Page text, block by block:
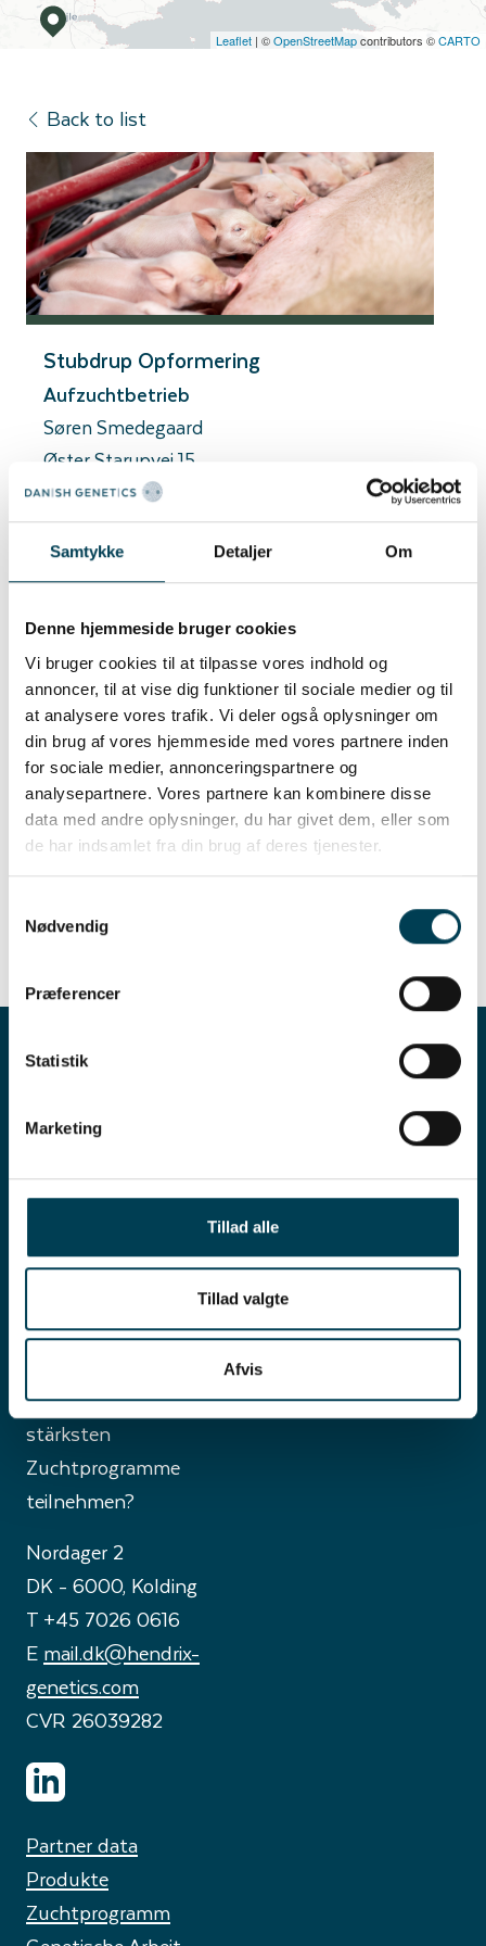
Samtykke Detaljer Om
Denne hjemmeside bruger cookies
Vi bruger cookies til at tilpasse vores indhold og
annoncer, til at vise dig funktioner til sociale medier og til
at analysere vores trafik. Vi deler også oplysninger om
din brug af vores hjemmeside med vores partnere inden
for sociale medier, annonceringspartnere og
analysepartnere. Vores partnere kan kombinere disse
data med andre oplysninger, du har givet dem, eller som
de har indsamlet fra din brug af deres tjenester.
Nødvendig
Præferencer
Statistik
Marketing
Tillad alle
Tillad valgte
Afvis
Back to list
Stubdrup Opformering
Aufzuchtbetrieb
Søren Smedegaard
Øster Starupvej 15
7100 Vejle
Tel.:+ 45 2222 2365
E-Mail:smedegaard@agropartnere.dk
CHR-Status anzeigen
slagtedyr. Den mission deler vi med vores 25
professionelle partnere af avlere,
forhandlere og opformeringer. Med et
stærkt genetisk bagland og 100 års erfaring
i branchen har vi den nødvendige viden og de
rette værktøjer til at hjælpe vores kunder
med at skabe den bedste forretning.
Leaflet | ©OpenStreetMapcontributors ©CARTO
der weltweit
stärksten
Zuchtprogramme
teilnehmen?
Nordager 2
DK - 6000, Kolding
T +45 7026 0616
E mail.dk@hendrix-
genetics.com
CVR 26039282
Partner data
Produkte
Zuchtprogramm